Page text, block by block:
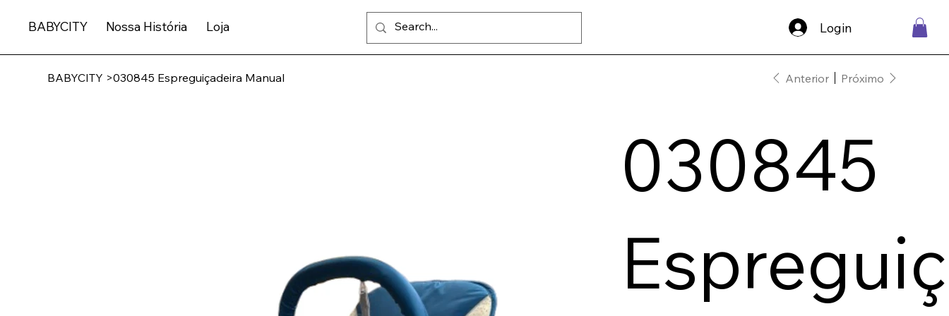
BABYCITY Nossa História Loja Login
BABYCITY >030845 Espreguiçadeira Manual Anterior Próximo
030845